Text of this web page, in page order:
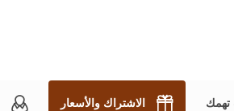
تهمك الاشتراك والأسعار